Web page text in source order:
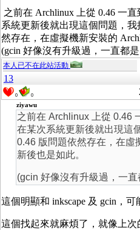
之前在 Archlinux 上從 0.46 一
系統更新後就出現這個問題，我
然存在，在虛擬機新安裝的
(gcin 好像沒有升級過，一直都是
本人已不在此站活動
13
0 0
ziyawu
之前在 Archlinux 上從 0.46
在某次系統更新後就出現這
0.46 版問題依然存在，在虛
新後也是如此。
(gcin 好像沒有升級過，一直
這個明顯和 inkscape 及 gcin，可
這個找起來就麻煩了，就像上次